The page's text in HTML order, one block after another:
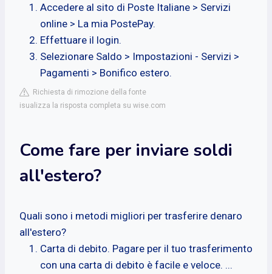
Accedere al sito di Poste Italiane > Servizi
online > La mia PostePay.
Effettuare il login.
Selezionare Saldo > Impostazioni - Servizi >
Pagamenti > Bonifico estero.
Richiesta di rimozione della fonte
isualizza la risposta completa su wise.com
Come fare per inviare soldi
all'estero?
Quali sono i metodi migliori per trasferire denaro
all'estero?
Carta di debito. Pagare per il tuo trasferimento
con una carta di debito è facile e veloce. ...